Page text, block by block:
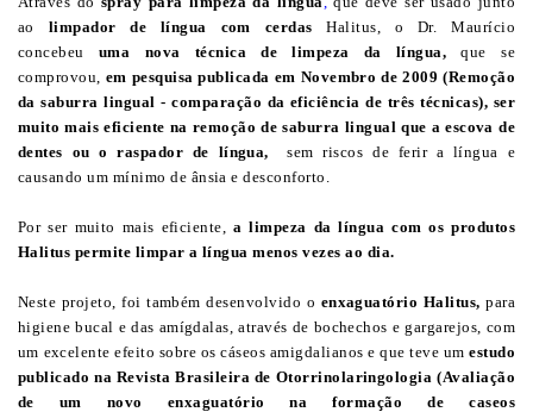
ao
limpador de língua com cerdas
Halitus, o Dr. Maurício
concebeu uma nova técnica de limpeza da língua,que se
comprovou, em pesquisa publicada em Novembro de 2009 (Remoção
da saburra lingual - comparação da eficiência de três técnicas), ser
muito mais eficiente na remoção de saburra lingual que a escova de
dentes ou o raspador de língua,sem riscos de ferir a língua e
causando um mínimo de ânsia e desconforto.
Por ser muito mais eficiente, a limpeza da língua com os produtos
Halitus permite limpar a língua menos vezes ao dia.
Neste projeto, foi também desenvolvido o enxaguatório Halitus,para
higiene bucal e das amígdalas, através de bochechos e gargarejos, com
um excelente efeito sobre os cáseos amigdalianos e que teve um estudo
publicado na Revista Brasileira de Otorrinolaringologia (Avaliação
de um novo enxaguatório na formação de caseos